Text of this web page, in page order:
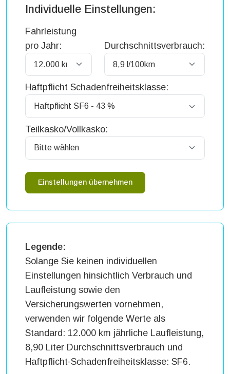
Individuelle Einstellungen:
Fahrleistung
pro Jahr:
Durchschnittsverbrauch:
Haftpflicht Schadenfreiheitsklasse:
Teilkasko/Vollkasko:
Einstellungen übernehmen
Legende:
Solange Sie keinen individuellen
Einstellungen hinsichtlich Verbrauch und
Laufleistung sowie den
Versicherungswerten vornehmen,
verwenden wir folgende Werte als
Standard: 12.000 km jährliche Laufleistung,
8,90 Liter Durchschnittsverbrauch und
Haftpflicht-Schadenfreiheitsklasse: SF6.